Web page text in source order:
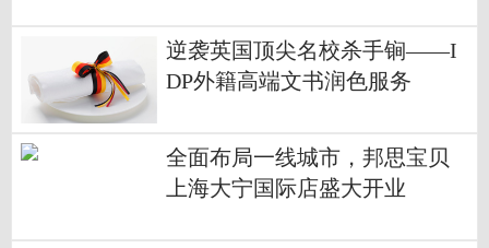
逆袭英国顶尖名校杀手锏——I
DP外籍高端文书润色服务
全面布局一线城市，邦思宝贝
上海大宁国际店盛大开业